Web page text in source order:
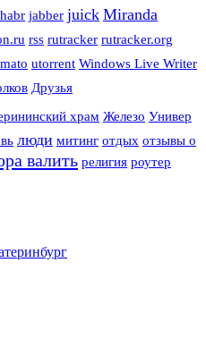
jabber juick Miranda
rss rutracker rutracker.org
utorrent Windows Live Writer
Друзья
храм Железо Универ
люди митинг отдых отзывы о
валить религия роутер